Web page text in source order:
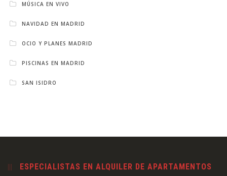
MÚSICA EN VIVO
NAVIDAD EN MADRID
OCIO Y PLANES MADRID
PISCINAS EN MADRID
SAN ISIDRO
ESPECIALISTAS EN ALQUILER DE APARTAMENTOS